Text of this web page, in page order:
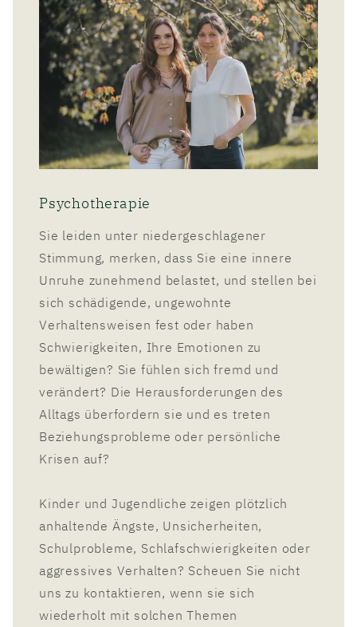
Psychotherapie
Sie leiden unter niedergeschlagener
Stimmung, merken, dass Sie eine innere
Unruhe zunehmend belastet, und stellen bei
sich schädigende, ungewohnte
Verhaltensweisen fest oder haben
Schwierigkeiten, Ihre Emotionen zu
bewältigen? Sie fühlen sich fremd und
verändert? Die Herausforderungen des
Alltags überfordern sie und es treten
Beziehungsprobleme oder persönliche
Krisen auf?
Kinder und Jugendliche zeigen plötzlich
anhaltende Ängste, Unsicherheiten,
Schulprobleme, Schlafschwierigkeiten oder
aggressives Verhalten? Scheuen Sie nicht
uns zu kontaktieren, wenn sie sich
wiederholt mit solchen Themen